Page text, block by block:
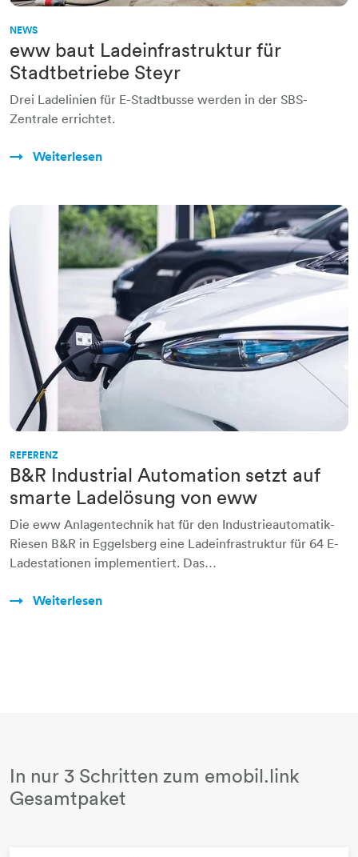
NEWS
eww baut Ladeinfrastruktur für
Stadtbetriebe Steyr
Drei Ladelinien für E-Stadtbusse werden in der SBS-
Zentrale errichtet.
Weiterlesen
REFERENZ
B&R Industrial Automation setzt auf
smarte Ladelösung von eww
Die eww Anlagentechnik hat für den Industrieautomatik-
Riesen B&R in Eggelsberg eine Ladeinfrastruktur für 64 E-
Ladestationen implementiert. Das…
Weiterlesen
In nur 3 Schritten zum emobil.link
Gesamtpaket